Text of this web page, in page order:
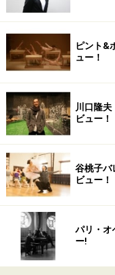
ピント&
ュー！
川口隆夫
ビュー！
谷桃子バ
ビュー！
パリ・オ
ー!